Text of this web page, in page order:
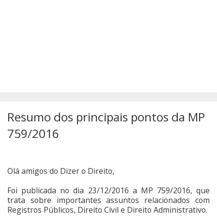
Resumo dos principais pontos da MP
759/2016
Olá amigos do Dizer o Direito,
Foi publicada no dia 23/12/2016 a MP 759/2016, que
trata sobre importantes assuntos relacionados com
Registros Públicos, Direito Civil e Direito Administrativo.